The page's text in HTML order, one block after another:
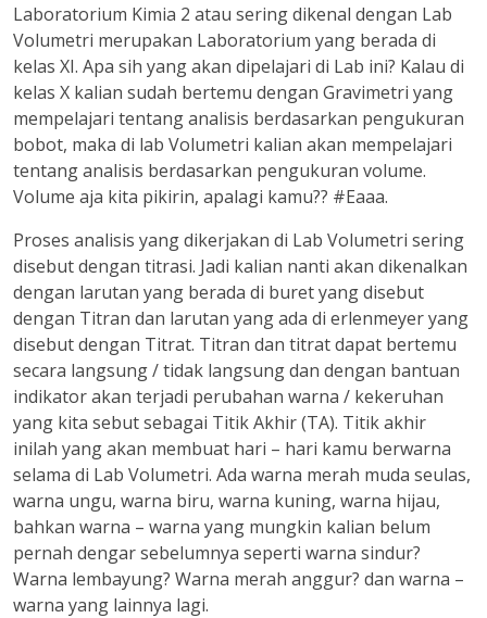
Laboratorium Kimia 2 atau sering dikenal dengan Lab
Volumetri merupakan Laboratorium yang berada di
kelas XI. Apa sih yang akan dipelajari di Lab ini? Kalau di
kelas X kalian sudah bertemu dengan Gravimetri yang
mempelajari tentang analisis berdasarkan pengukuran
bobot, maka di lab Volumetri kalian akan mempelajari
tentang analisis berdasarkan pengukuran volume.
Volume aja kita pikirin, apalagi kamu?? #Eaaa.
Proses analisis yang dikerjakan di Lab Volumetri sering
disebut dengan titrasi. Jadi kalian nanti akan dikenalkan
dengan larutan yang berada di buret yang disebut
dengan Titran dan larutan yang ada di erlenmeyer yang
disebut dengan Titrat. Titran dan titrat dapat bertemu
secara langsung / tidak langsung dan dengan bantuan
indikator akan terjadi perubahan warna / kekeruhan
yang kita sebut sebagai Titik Akhir (TA). Titik akhir
inilah yang akan membuat hari – hari kamu berwarna
selama di Lab Volumetri. Ada warna merah muda seulas,
warna ungu, warna biru, warna kuning, warna hijau,
bahkan warna – warna yang mungkin kalian belum
pernah dengar sebelumnya seperti warna sindur?
Warna lembayung? Warna merah anggur? dan warna –
warna yang lainnya lagi.